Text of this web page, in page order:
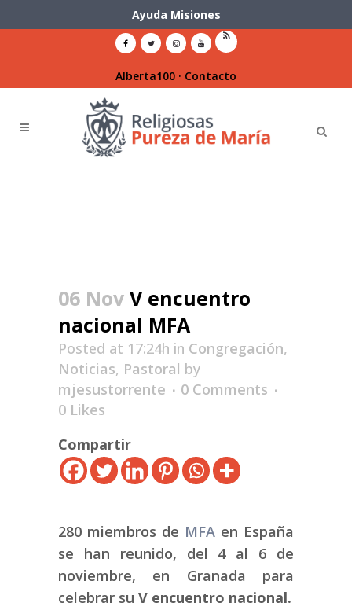
Ayuda Misiones
Alberta100 · Contacto
06 Nov V encuentro
nacional MFA
Posted at 17:24h in Congregación,
Noticias, Pastoral by
mjesustorrente
0 Comments
0 Likes
Compartir
280 miembros de MFA en España
se han reunido, del 4 al 6 de
noviembre, en Granada para
celebrar su V encuentro nacional.